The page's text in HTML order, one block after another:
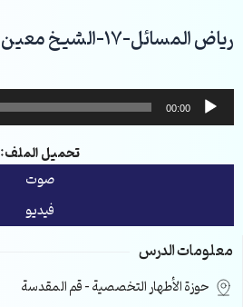
المحتوى
رياض المسائل-17-الشيخ معين دقيق
مشغل
الصوت
00:00
تحميل الملف:
صوت
فيديو
معلومات الدرس
حوزة الأطهار التخصصية – قم المقدسة